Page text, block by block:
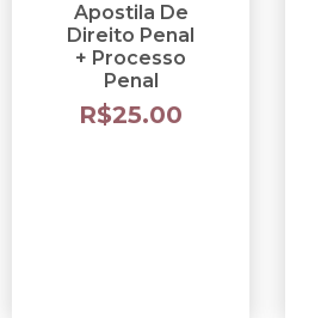
Apostila De
Direito Penal
+ Processo
Penal
R$25.00